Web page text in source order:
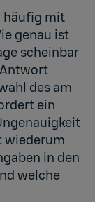
häufig mit
genau ist
scheinbar
des am
ein
wiederum
in den
welche